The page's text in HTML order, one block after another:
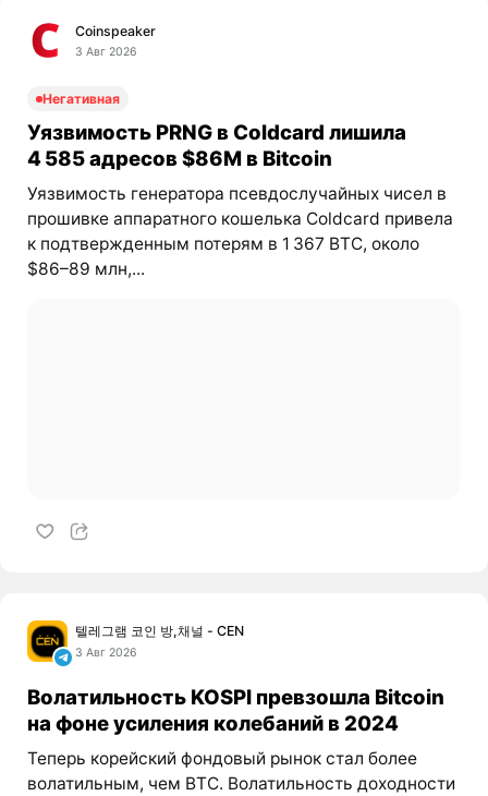
Coinspeaker
3 Авг 2026
Негативная
Уязвимость PRNG в Coldcard лишила
4 585 адресов $86M в Bitcoin
Уязвимость генератора псевдослучайных чисел в
прошивке аппаратного кошелька Coldcard привела
к подтвержденным потерям в 1 367 BTC, около
$86–89 млн,...
텔레그램 코인 방,채널 - CEN
3 Авг 2026
Волатильность KOSPI превзошла Bitcoin
на фоне усиления колебаний в 2024
Теперь корейский фондовый рынок стал более
волатильным, чем BTC. Волатильность доходности